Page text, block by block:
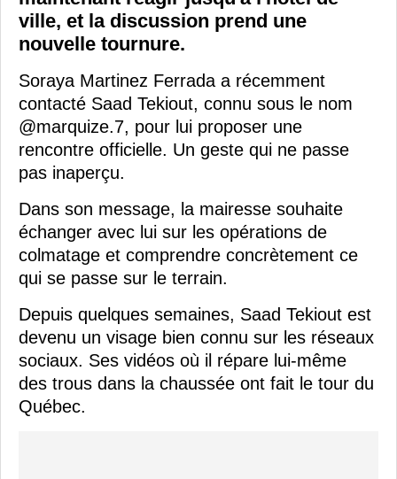
ville, et la discussion prend une
nouvelle tournure.
Soraya Martinez Ferrada a récemment
contacté Saad Tekiout, connu sous le nom
@marquize.7, pour lui proposer une
rencontre officielle. Un geste qui ne passe
pas inaperçu.
Dans son message, la mairesse souhaite
échanger avec lui sur les opérations de
colmatage et comprendre concrètement ce
qui se passe sur le terrain.
Depuis quelques semaines, Saad Tekiout est
devenu un visage bien connu sur les réseaux
sociaux. Ses vidéos où il répare lui-même
des trous dans la chaussée ont fait le tour du
Québec.